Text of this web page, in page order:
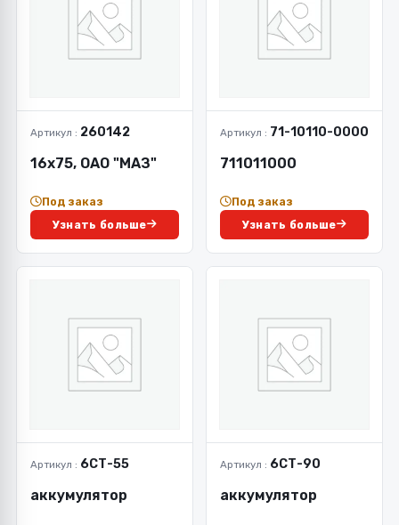
Артикул : 260142
16х75, ОАО "МАЗ"
Под заказ
Узнать больше
Артикул : 71-10110-0000
711011000
Под заказ
Узнать больше
Артикул : 6СТ-55
аккумулятор
Артикул : 6СТ-90
аккумулятор